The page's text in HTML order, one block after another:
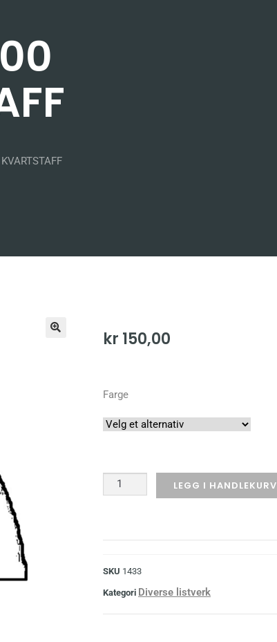
kr 150,00
Farge
LEGG I HANDLEKURV
SKU 1433
Kategori Diverse listverk